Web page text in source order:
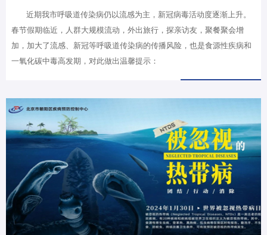
近期我市呼吸道传染病仍以流感为主，新冠病毒活动度逐渐上升。
春节假期临近，人群大规模流动，外出旅行，探亲访友，聚餐聚会增
加，加大了流感、新冠等呼吸道传染病的传播风险，也是食源性疾病和
一氧化碳中毒高发期，对此做出温馨提示：